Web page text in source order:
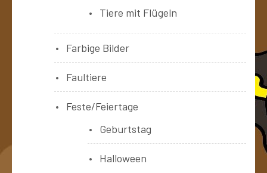
Tiere mit Flügeln
Farbige Bilder
Faultiere
Feste/Feiertage
Geburtstag
Halloween